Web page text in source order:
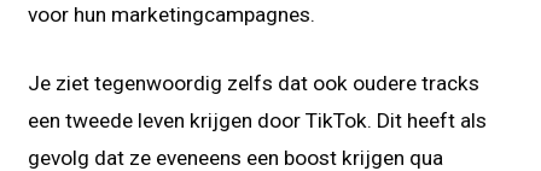
voor hun marketingcampagnes.
Je ziet tegenwoordig zelfs dat ook oudere tracks
een tweede leven krijgen door TikTok. Dit heeft als
gevolg dat ze eveneens een boost krijgen qua